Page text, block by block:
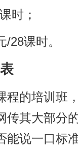
时；
28课时。
程的培训班
传其大部分
能说一口标